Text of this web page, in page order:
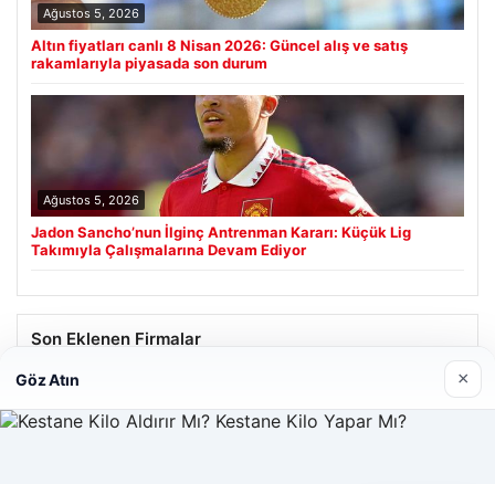
Ağustos 5, 2026
Altın fiyatları canlı 8 Nisan 2026: Güncel alış ve satış
rakamlarıyla piyasada son durum
Ağustos 5, 2026
Jadon Sancho’nun İlginç Antrenman Kararı: Küçük Lig
Takımıyla Çalışmalarına Devam Ediyor
Son Eklenen Firmalar
Prenses Night Club
Nisan 29, 2026
Göz Atın ×